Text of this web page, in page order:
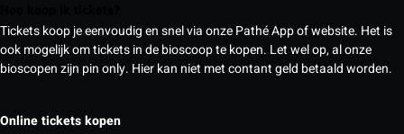
Tickets koop je eenvoudig en snel via onze Pathé App of website. Het is
ook mogelijk om tickets in de bioscoop te kopen. Let wel op, al onze
bioscopen zijn pin only. Hier kan niet met contant geld betaald worden.
Online tickets kopen